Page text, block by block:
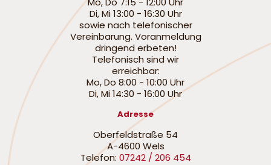
Di, Mi 13:00 - 16:30 Uhr
sowie nach telefonischer
Vereinbarung. Voranmeldung
dringend erbeten!
Telefonisch sind wir
erreichbar:
Mo, Do 8:00 - 10:00 Uhr
Di, Mi 14:30 - 16:00 Uhr
Adresse
Oberfeldstraße 54
A-4600 Wels
Telefon: 07242 / 206 454